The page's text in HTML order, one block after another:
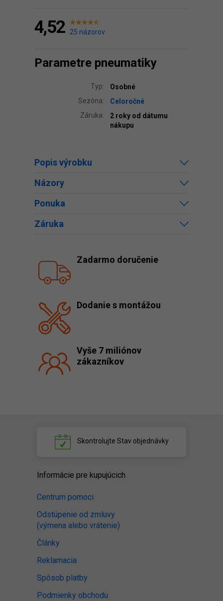
4,52 25 názorov
Parametre pneumatiky
Typ:
Osobné
Sezóna:
Celoročné
Záruka:
2 roky od dátumu
nákupu
Popis výrobku
Názory
Ponuka
Záruka
Zadarmo doručenie
Dodanie s montážou
Vyše 7 miliónov
zákazníkov
Skontrolujte Stav objednávky
Informácie pre kupujúcich
Centrum pomoci
Odstúpenie od zmluvy
(výmena alebo vrátenie)
Články
Reklamacia
Spôsob platby
Podmienky obchodu